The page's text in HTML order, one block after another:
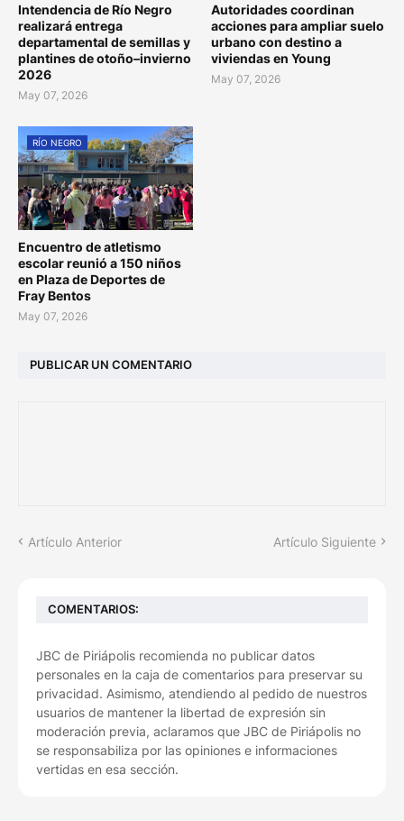
Intendencia de Río Negro
realizará entrega
departamental de semillas y
plantines de otoño–invierno
2026
May 07, 2026
Autoridades coordinan
acciones para ampliar suelo
urbano con destino a
viviendas en Young
May 07, 2026
RÍO NEGRO
Encuentro de atletismo
escolar reunió a 150 niños
en Plaza de Deportes de
Fray Bentos
May 07, 2026
PUBLICAR UN COMENTARIO
Artículo Anterior Artículo Siguiente
COMENTARIOS:
JBC de Piriápolis recomienda no publicar datos
personales en la caja de comentarios para preservar su
privacidad. Asimismo, atendiendo al pedido de nuestros
usuarios de mantener la libertad de expresión sin
moderación previa, aclaramos que JBC de Piriápolis no
se responsabiliza por las opiniones e informaciones
vertidas en esa sección.